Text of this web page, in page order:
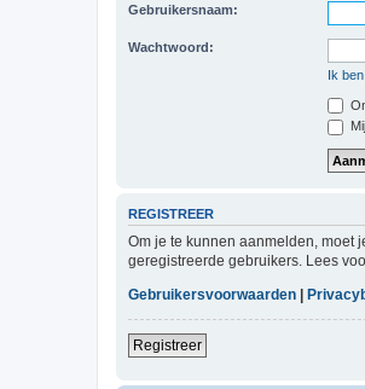
Gebruikersnaam:
Wachtwoord:
Ik
REGISTREER
Om je te kunnen aanmelden, moet
geregistreerde gebruikers. Lees
Gebruikersvoorwaarden
Registreer